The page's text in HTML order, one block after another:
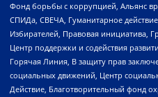
Фонд борьбы с коррупцией, Альянс
СПИДа, СВЕЧА, Гуманитарное
Избирателей, Правовая инициатива,
Центр поддержки и содействия
Горячая Линия, В защиту прав
социальных движений, Центр
Действие, Благотворительный фонд